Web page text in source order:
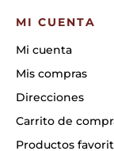
MI CUENTA
Mi cuenta
Mis compras
Direcciones
Carrito de
Productos